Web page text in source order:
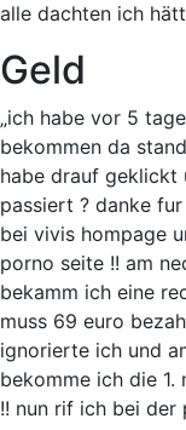
alle dachten ich
Geld
„ich habe vor 5
bekommen da
habe drauf geklickt
passiert ? danke
bei vivis hompage
porno seite !! am
bekamm ich eine
muss 69 euro
ignorierte ich und
bekomme ich die
!! nun rif ich bei der